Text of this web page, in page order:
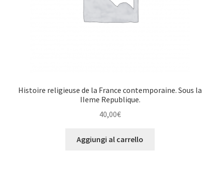
Histoire religieuse de la France contemporaine. Sous la
IIeme Republique.
40,00€
Aggiungi al carrello